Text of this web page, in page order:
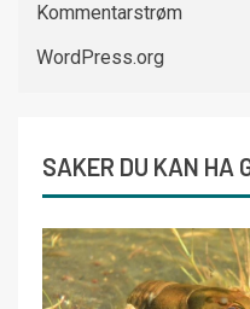
Kommentarstrøm
WordPress.org
SAKER DU KAN HA